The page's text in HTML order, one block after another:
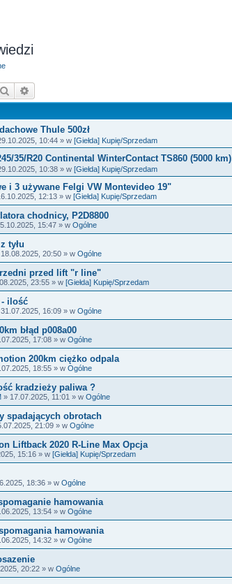
Szukaj
Thule 500zł
10:44 » w [Giełda] Kupię/Sprzedam
35/R20 Continental WinterContact TS860 (5000 km)
10:38 » w [Giełda] Kupię/Sprzedam
i 3 używane Felgi VW Montevideo 19"
12:13 » w [Giełda] Kupię/Sprzedam
chodnicy, P2D8800
15:47 » w Ogólne
tyłu
20:50 » w Ogólne
przed lift "r line"
23:55 » w [Giełda] Kupię/Sprzedam
- ilość
16:09 » w Ogólne
błąd p008a00
17:08 » w Ogólne
200km ciężko odpala
18:55 » w Ogólne
kradzieży paliwa ?
» 17.07.2025, 11:01 » w Ogólne
spadających obrotach
21:09 » w Ogólne
Liftback 2020 R-Line Max Opcja
15:16 » w [Giełda] Kupię/Sprzedam
18:36 » w Ogólne
hamowania
13:54 » w Ogólne
hamowania
14:32 » w Ogólne
20:22 » w Ogólne